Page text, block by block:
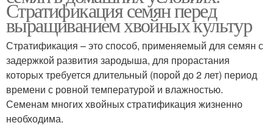
Стратификация семян перед
выращиванием хвойных культур
Стратификация – это способ, применяемый для семян с
задержкой развития зародыша, для прорастания
которых требуется длительный (порой до 2 лет) период
времени с ровной температурой и влажностью.
Семенам многих хвойных стратификация жизненно
необходима.